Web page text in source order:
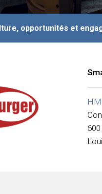
opportunités et